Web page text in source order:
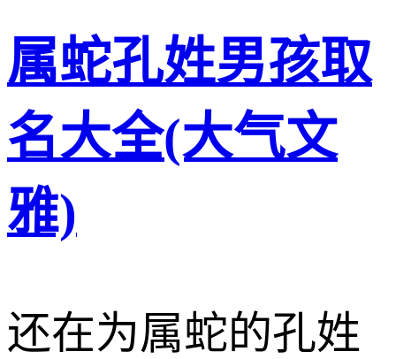
属蛇孔姓男孩取
名大全(大气文
雅)
还在为属蛇的孔姓